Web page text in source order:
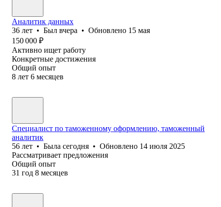
Аналитик данных
36 лет • Был вчера • Обновлено 15 мая
150 000 ₽
Активно ищет работу
Конкретные достижения
Общий опыт
8 лет 6 месяцев
Специалист по таможенному оформлению, таможенный
аналитик
56 лет • Была сегодня • Обновлено 14 июля 2025
Рассматривает предложения
Общий опыт
31 год 8 месяцев